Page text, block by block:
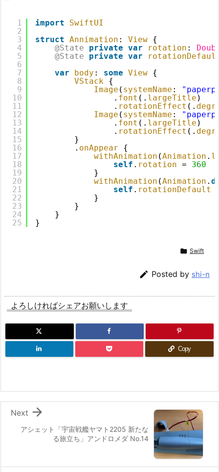
1
2
3
4
5
6
7
8
9
10
11
12
13
14
15
16
17
18
19
20
21
22
23
24
25
import
SwiftUI
struct Annimation : View {
@State
private var rotation :
@State
private var
var
body : some View {
VStack {
Image ( systemName :
. font (. largeTitle )
. rotationEffect (.
Image ( systemName :
. font (. largeTitle )
. rotationEffect (.
}
. onAppear
{
withAnimation (Animation .
self . rotation = 360
}
withAnimation (Animation .
self . rotationDefault
}
}
}
}
 Swift
 Posted by shi-n
よろしければシェアお願いします
Copy
アシェット「宇宙戦艦ヤマト2205 新たな
る旅立ち」アンドロメダ No.14

Next